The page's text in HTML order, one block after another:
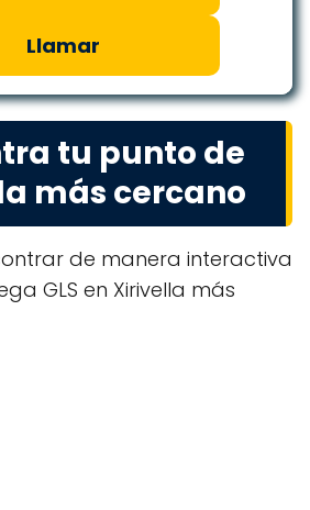
Llamar
tu punto de
más cercano
de manera interactiva
GLS en Xirivella más